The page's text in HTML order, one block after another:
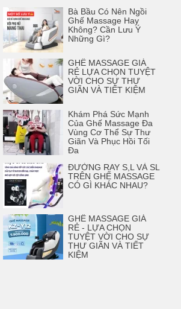
Bà Bầu Có Nên Ngồi
Ghế Massage Hay
Không? Cần Lưu Ý
Những Gì?
GHẾ MASSAGE GIÁ
RẺ LỰA CHỌN TUYỆT
VỜI CHO SỰ THƯ
GIÃN VÀ TIẾT KIỆM
Khám Phá Sức Mạnh
Của Ghế Massage Đa
Vùng Cơ Thể Sự Thư
Giãn Và Phục Hồi Tối
Đa
ĐƯỜNG RAY S,L VÀ SL
TRÊN GHẾ MASSAGE
CÓ GÌ KHÁC NHAU?
GHẾ MASSAGE GIÁ
RẺ - LỰA CHỌN
TUYỆT VỜI CHO SỰ
THƯ GIÃN VÀ TIẾT
KIỆM